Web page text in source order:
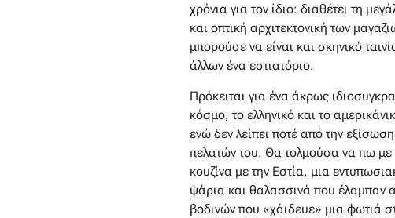
χρόνια για τον ίδιο: διαθέτει τη
και οπτική αρχιτεκτονική των
μπορούσε να είναι και σκηνικό
άλλων ένα εστιατόριο.
Πρόκειται για ένα άκρως
κόσμο, το ελληνικό και το
ενώ δεν λείπει ποτέ από την
πελατών του. Θα τολμούσα να πω με
κουζίνα με την Εστία, μια
ψάρια και θαλασσινά που έλαμπαν
βοδινών που «χάιδευε» μια φωτιά